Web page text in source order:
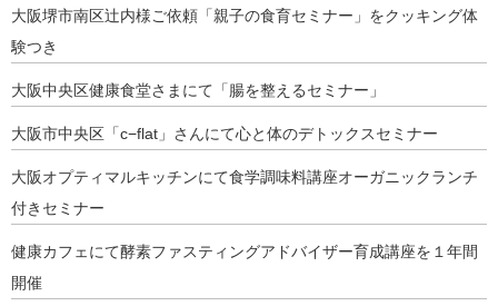
大阪堺市南区辻内様ご依頼「親子の食育セミナー」をクッキング体
験つき
大阪中央区健康食堂さまにて「腸を整えるセミナー」
大阪市中央区「c−flat」さんにて心と体のデトックスセミナー
大阪オプティマルキッチンにて食学調味料講座オーガニックランチ
付きセミナー
健康カフェにて酵素ファスティングアドバイザー育成講座を１年間
開催